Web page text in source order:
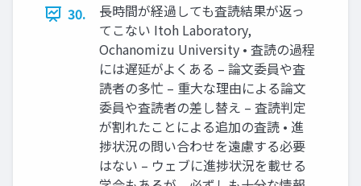
30.
長時間が経過しても査読結果が返っ
てこない Itoh Laboratory,
Ochanomizu University • 査読の過程
には遅延がよくある – 論文委員や査
読者の多忙 – 重大な理由による論文
委員や査読者の差し替え – 査読判定
が割れたことによる追加の査読 • 進
捗状況の問い合わせを遠慮する必要
はない – ウェブに進捗状況を載せる